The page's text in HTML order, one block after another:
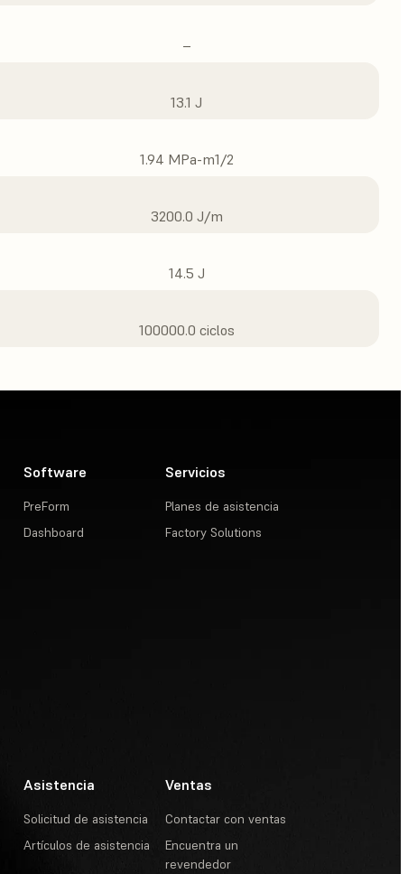
–
13.1 J
1.94 MPa-m1/2
3200.0 J/m
14.5 J
100000.0 ciclos
Software
PreForm
Dashboard
Servicios
Planes de asistencia
Factory Solutions
Asistencia
Solicitud de asistencia
Artículos de asistencia
Ventas
Contactar con ventas
Encuentra un
revendedor